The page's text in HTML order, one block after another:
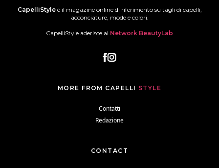
CapelliStyleè il magazine online di riferimento su tagli di capelli,
acconciature, mode e colori.
CapelliStyle aderisce al Network BeautyLab
MORE FROM CAPELLI STYLE
Contatti
Redazione
CONTACT